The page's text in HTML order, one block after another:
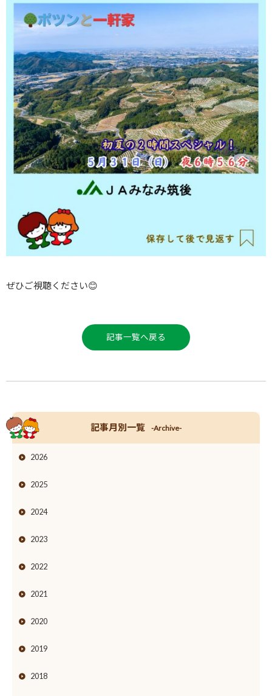
ぜひご視聴ください😊
記事一覧へ戻る
記事月別一覧 -Archive-
2026
2025
2024
2023
2022
2021
2020
2019
2018